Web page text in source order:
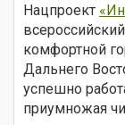
Нацпроект
комфортной
Дальнего
успешно
приумножая